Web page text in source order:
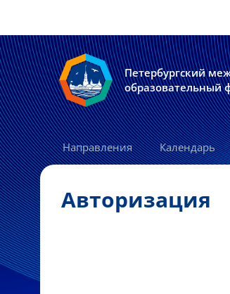
Петербургский
образовательный
Направления Календарь
Авторизация